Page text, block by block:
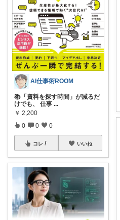
AI仕事術ROOM
📚「資料を探す時間」が減るだ
けでも、 仕事 ...
￥ 2,200
0 0 0
コレ いいね